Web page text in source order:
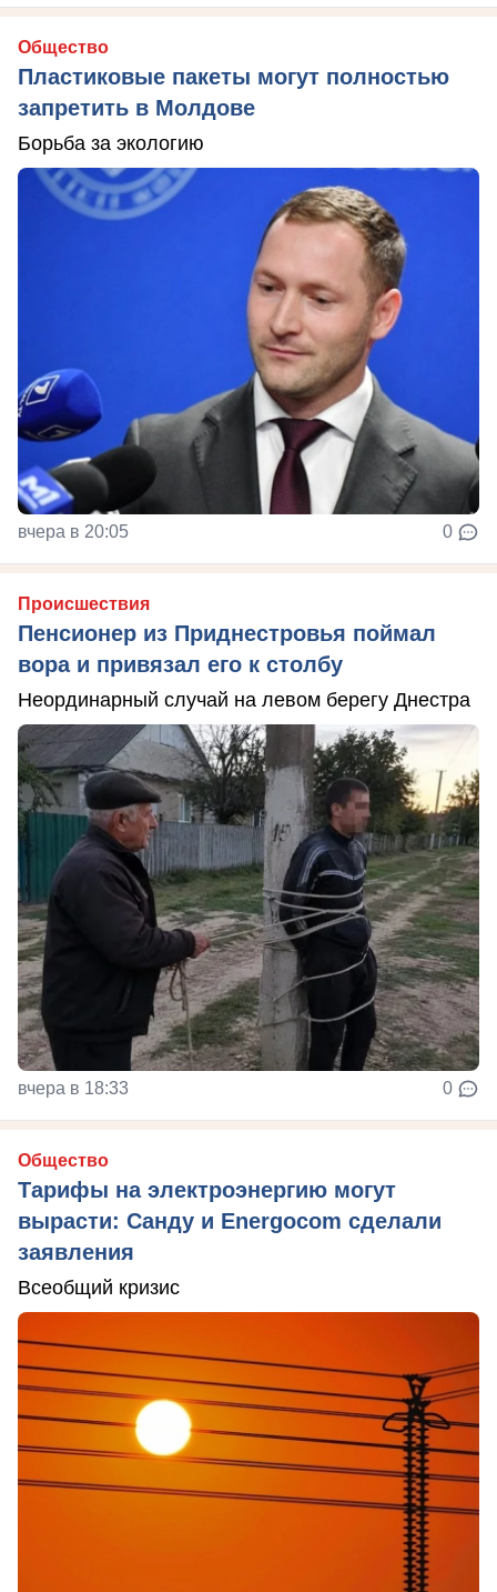
Общество
Пластиковые пакеты могут полностью
запретить в Молдове
Борьба за экологию
вчера в 20:05 0
Происшествия
Пенсионер из Приднестровья поймал
вора и привязал его к столбу
Неординарный случай на левом берегу Днестра
вчера в 18:33 0
Общество
Тарифы на электроэнергию могут
вырасти: Санду и Energocom сделали
заявления
Всеобщий кризис